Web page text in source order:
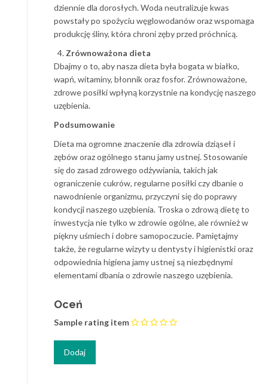
dziennie dla dorosłych. Woda neutralizuje kwas
powstały po spożyciu węglowodanów oraz wspomaga
produkcję śliny, która chroni zęby przed próchnicą.
Zrównoważona dieta
Dbajmy o to, aby nasza dieta była bogata w białko,
wapń, witaminy, błonnik oraz fosfor. Zrównoważone,
zdrowe posiłki wpłyną korzystnie na kondycję naszego
uzębienia.
Podsumowanie
Dieta ma ogromne znaczenie dla zdrowia dziąseł i
zębów oraz ogólnego stanu jamy ustnej. Stosowanie
się do zasad zdrowego odżywiania, takich jak
ograniczenie cukrów, regularne posiłki czy dbanie o
nawodnienie organizmu, przyczyni się do poprawy
kondycji naszego uzębienia. Troska o zdrową dietę to
inwestycja nie tylko w zdrowie ogólne, ale również w
piękny uśmiech i dobre samopoczucie. Pamiętajmy
także, że regularne wizyty u dentysty i higienistki oraz
odpowiednia higiena jamy ustnej są niezbędnymi
elementami dbania o zdrowie naszego uzębienia.
Oceń
Sample rating item